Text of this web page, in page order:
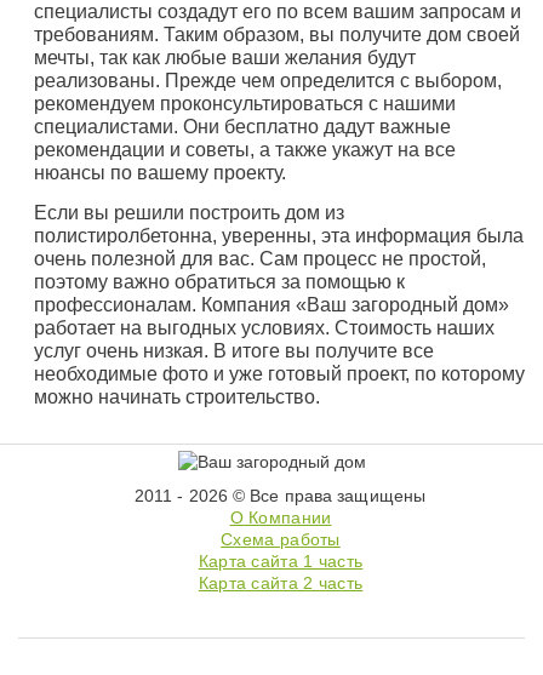
специалисты создадут его по всем вашим запросам и
требованиям. Таким образом, вы получите дом своей
мечты, так как любые ваши желания будут
реализованы. Прежде чем определится с выбором,
рекомендуем проконсультироваться с нашими
специалистами. Они бесплатно дадут важные
рекомендации и советы, а также укажут на все
нюансы по вашему проекту.
Если вы решили построить дом из
полистиролбетонна, уверенны, эта информация была
очень полезной для вас. Сам процесс не простой,
поэтому важно обратиться за помощью к
профессионалам. Компания «Ваш загородный дом»
работает на выгодных условиях. Стоимость наших
услуг очень низкая. В итоге вы получите все
необходимые фото и уже готовый проект, по которому
можно начинать строительство.
2011 - 2026 © Все права защищены
О Компании
Схема работы
Карта сайта 1 часть
Карта сайта 2 часть